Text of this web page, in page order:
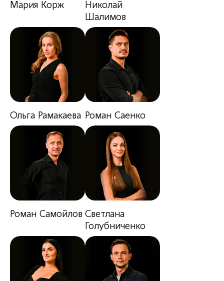
Мария Корж
Николай
Шалимов
Ольга Рамакаева Роман Саенко
Роман Самойлов Светлана
Голубниченко